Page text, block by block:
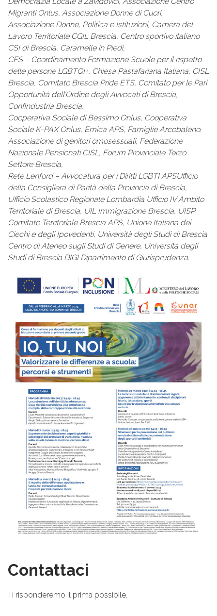
Migranti Onlus, Associazione Donne di Cuori,
Associazione Donne, Politica e Istituzioni, Camera del
Lavoro Territoriale CGIL Brescia, Centro sportivo italiano
CSI di Brescia, Caramelle in Piedi,
CFS – Coordinamento Formazione Scuole per il rispetto
delle persone LGBTQI+, Chiesa Pastafariana Italiana, CISL
Brescia, Comitato Brescia Pride ETS, Comitato per le Pari
Opportunità dell’Ordine degli Avvocati di Brescia,
Confindustria Brescia,
Cooperativa Sociale di Bessimo Onlus, Cooperativa
Sociale K-PAX Onlus, Emica APS, Famiglie Arcobaleno.
Associazione di genitori omosessuali, Federazione
Nazionale Pensionati CISL, Forum Provinciale Terzo
Settore Brescia,
Rete Lenford – Avvocatura per i Diritti LGBTI APSUfficio
della Consigliera di Parità della Provincia di Brescia,
Ufficio Scolastico Regionale Lombardia Ufficio IV Ambito
Territoriale di Brescia, UIL Immigrazione Brescia, UISP
Comitato Territoriale Brescia APS, Unione Italiana dei
Ciechi e degli Ipovedenti, Università degli Studi di Brescia
Centro di Ateneo sugli Studi di Genere, Università degli
Studi di Brescia DIGI Dipartimento di Giurisprudenza.
Contattaci
Ti risponderemo il prima possibile.